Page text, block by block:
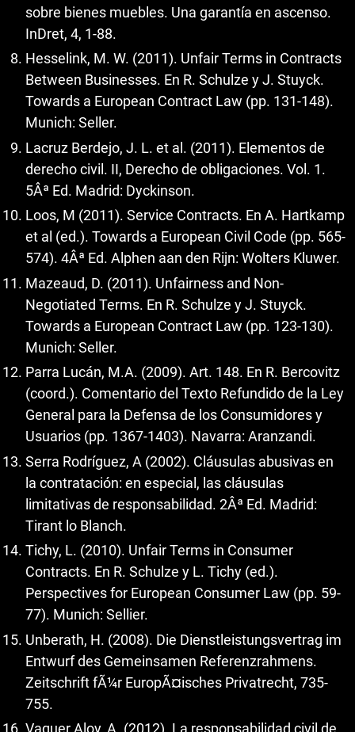
sobre bienes muebles. Una garantía en ascenso.
InDret, 4, 1-88.
Hesselink, M. W. (2011). Unfair Terms in Contracts
Between Businesses. En R. Schulze y J. Stuyck.
Towards a European Contract Law (pp. 131-148).
Munich: Seller.
Lacruz Berdejo, J. L. et al. (2011). Elementos de
derecho civil. II, Derecho de obligaciones. Vol. 1.
5Âª Ed. Madrid: Dyckinson.
Loos, M (2011). Service Contracts. En A. Hartkamp
et al (ed.). Towards a European Civil Code (pp. 565-
574). 4Âª Ed. Alphen aan den Rijn: Wolters Kluwer.
Mazeaud, D. (2011). Unfairness and Non-
Negotiated Terms. En R. Schulze y J. Stuyck.
Towards a European Contract Law (pp. 123-130).
Munich: Seller.
Parra Lucán, M.A. (2009). Art. 148. En R. Bercovitz
(coord.). Comentario del Texto Refundido de la Ley
General para la Defensa de los Consumidores y
Usuarios (pp. 1367-1403). Navarra: Aranzandi.
Serra Rodríguez, A (2002). Cláusulas abusivas en
la contratación: en especial, las cláusulas
limitativas de responsabilidad. 2Âª Ed. Madrid:
Tirant lo Blanch.
Tichy, L. (2010). Unfair Terms in Consumer
Contracts. En R. Schulze y L. Tichy (ed.).
Perspectives for European Consumer Law (pp. 59-
77). Munich: Sellier.
Unberath, H. (2008). Die Dienstleistungsvertrag im
Entwurf des Gemeinsamen Referenzrahmens.
Zeitschrift fÃ¼r EuropÃ¤isches Privatrecht, 735-
755.